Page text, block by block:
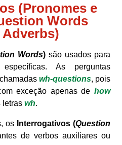
(Pronomes e
Words
Words)são usados para
As perguntas
wh-questions, pois
exceção apenas de how
letraswh.
os Interrogativos (Question
de verbos auxiliares ou